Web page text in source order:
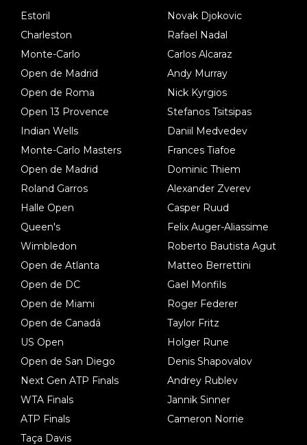
Estoril
Charleston
Monte-Carlo
Open de Madrid
Open de Roma
Open 13 Provence
Indian Wells
Monte-Carlo Masters
Open de Madrid
Roland Garros
Halle Open
Queen's
Wimbledon
Open de Atlanta
Open de DC
Open de Miami
Open de Canadá
US Open
Open de San Diego
Next Gen ATP Finals
WTA Finals
ATP Finals
Taça Davis
Novak Djokovic
Rafael Nadal
Carlos Alcaraz
Andy Murray
Nick Kyrgios
Stefanos Tsitsipas
Daniil Medvedev
Frances Tiafoe
Dominic Thiem
Alexander Zverev
Casper Ruud
Felix Auger-Aliassime
Roberto Bautista Agut
Matteo Berrettini
Gael Monfils
Roger Federer
Taylor Fritz
Holger Rune
Denis Shapovalov
Andrey Rublev
Jannik Sinner
Cameron Norrie